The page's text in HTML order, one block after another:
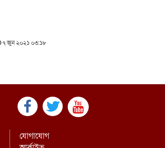
৭ জুন ২০২১ ০৩:১৮
যোগাযোগ